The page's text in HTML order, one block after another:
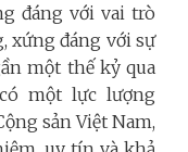
đáng với vai trò
xứng đáng với sự
một thế kỷ qua
một lực lượng
sản Việt Nam,